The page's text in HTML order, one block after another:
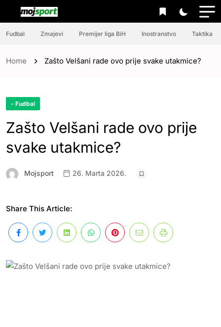
Fudbal Zmajevi Premijer liga BiH Inostranstvo Taktika
Home Zašto Velšani rade ovo prije svake utakmice?
- Fudbal
Zašto Velšani rade ovo prije
svake utakmice?
Mojsport 26. Marta 2026.
Share This Article: